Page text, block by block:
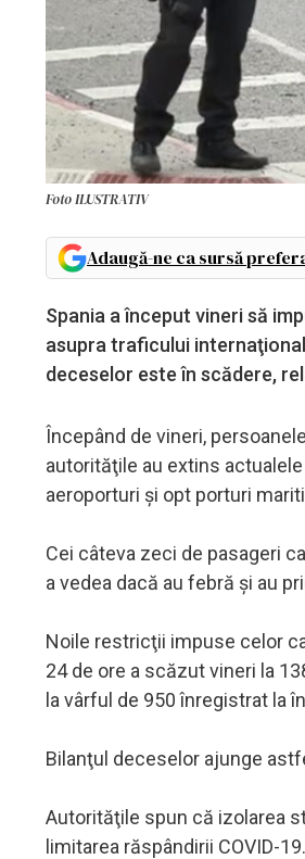
Foto ILUSTRATIV
Adaugă-ne ca sursă
Spania a început vineri să
asupra traficului
deceselor este în scădere,
Începând de vineri,
autorităţile au extins
aeroporturi şi opt porturi
Cei câteva zeci de pasageri
a vedea dacă au febră şi au
Noile restricţii impuse celor
24 de ore a scăzut vineri la
la vârful de 950 înregistrat la
Bilanţul deceselor ajunge
Autorităţile spun că izolarea
limitarea răspândirii COVID-19.